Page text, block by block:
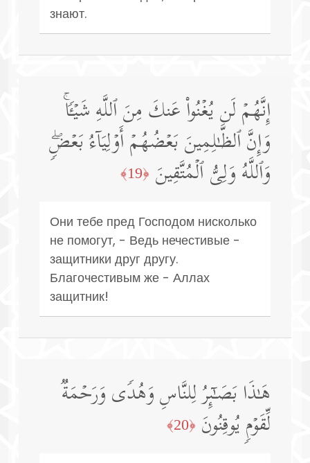
знают.
إِنَّهُمۡ لَن یُغۡنُوا۟ عَنكَ مِنَ ٱللَّهِ شَیۡـࣰٔاۚ
وَإِنَّ ٱلظَّـٰلِمِینَ بَعۡضُهُمۡ أَوۡلِیَاۤءُ بَعۡضࣲۖ
وَٱللَّهُ وَلِیُّ ٱلۡمُتَّقِینَ ﴿19﴾
Они тебе пред Господом нисколько
не помогут, - Ведь нечестивые -
защитники друг другу.
Благочестивым же - Аллах
защитник!
هَـٰذَا بَصَـٰۤىِٕرُ لِلنَّاسِ وَهُدࣰى وَرَحۡمَةࣱ
لِّقَوۡمࣲ یُوقِنُونَ ﴿20﴾